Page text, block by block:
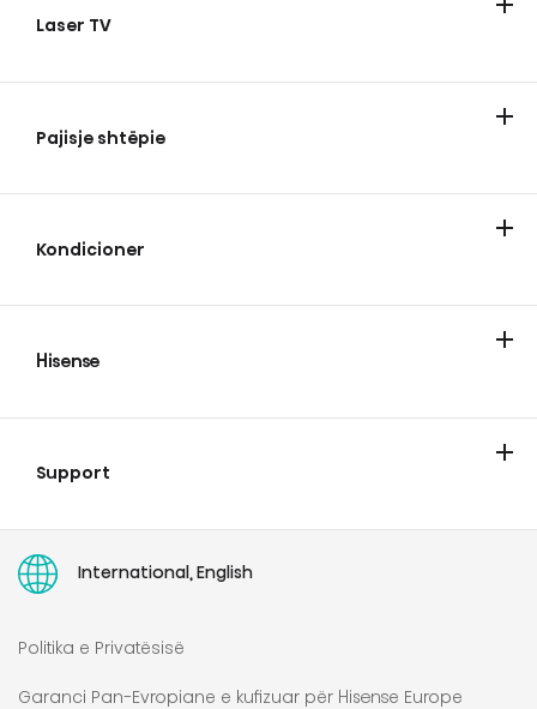
Laser TV
Pajisje shtëpie
Kondicioner
Hisense
Support
International, English
Politika e Privatësisë
Garanci Pan-Evropiane e kufizuar për Hisense Europe